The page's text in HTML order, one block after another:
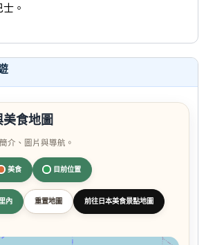
。
食地圖
介、圖片與導航。
美食 目前位置
內 重置地圖 前往日本美食景點地圖